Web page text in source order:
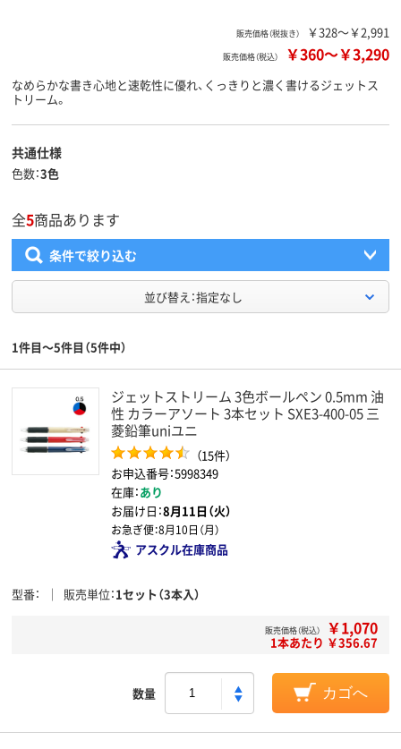
販売価格（税抜き） ￥328～￥2,991
販売価格（税込） ￥360～￥3,290
なめらかな書き心地と速乾性に優れ、くっきりと濃く書けるジェットス
トリーム。
共通仕様
色数 3色
全5商品あります
条件で絞り込む
並び替え：指定なし
1件目～5件目（5件中）
ジェットストリーム 3色ボールペン 0.5mm 油
性 カラーアソート 3本セット SXE3-400-05 三
菱鉛筆uniユニ
（15件）
お申込番号：5998349
在庫：あり
お届け日：8月11日（火）
お急ぎ便：8月10日（月）
アスクル在庫商品
型番 販売単位 1セット（3本入）
販売価格（税込） ￥1,070
1本あたり ￥356.67
数量 カゴへ